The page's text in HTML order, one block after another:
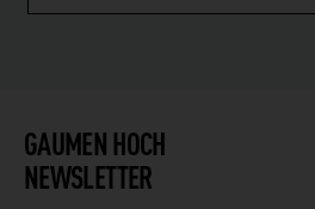
GAUMEN HOCH
NEWSLETTER